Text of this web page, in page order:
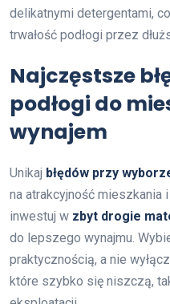
delikatnymi detergentami,
trwałość podłogi przez
Najczęstsze
podłogi do
wynajem
Unikaj błędów przy
na atrakcyjność mieszkania
inwestuj w zbyt drogie
do lepszego wynajmu.
praktycznością, a nie
które szybko się niszczą,